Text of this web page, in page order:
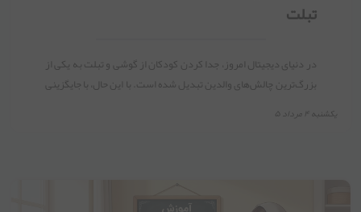
تبلت
در دنیای دیجیتال امروز، جدا کردن کودکان از گوشی و تبلت به یکی از
بزرگ‌ترین چالش‌های والدین تبدیل شده است. با این حال، با جایگزینی
يكشنبه ۴ مرداد ۵